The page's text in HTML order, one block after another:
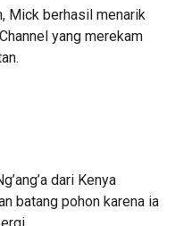
Mick berhasil menarik
yang merekam
dari Kenya
batang pohon karena ia